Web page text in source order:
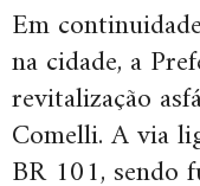
Em
na cidade, a
revitalização
Comelli. A via
BR 101, sendo